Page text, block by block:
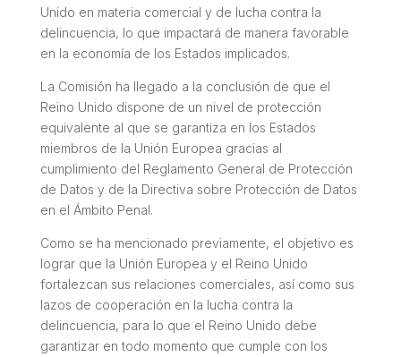
Unido en materia comercial y de lucha contra la
delincuencia, lo que impactará de manera favorable
en la economía de los Estados implicados.
La Comisión ha llegado a la conclusión de que el
Reino Unido dispone de un nivel de protección
equivalente al que se garantiza en los Estados
miembros de la Unión Europea gracias al
cumplimiento del Reglamento General de Protección
de Datos y de la Directiva sobre Protección de Datos
en el Ámbito Penal.
Como se ha mencionado previamente, el objetivo es
lograr que la Unión Europea y el Reino Unido
fortalezcan sus relaciones comerciales, así como sus
lazos de cooperación en la lucha contra la
delincuencia, para lo que el Reino Unido debe
garantizar en todo momento que cumple con los